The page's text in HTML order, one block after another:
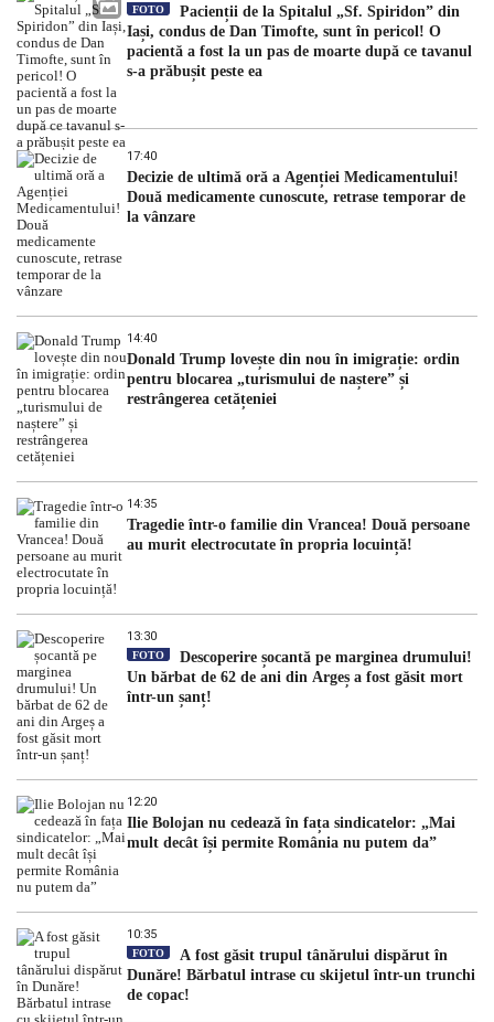
FOTO
Pacienții de la Spitalul „Sf. Spiridon” din
Iași, condus de Dan Timofte, sunt în pericol! O
pacientă a fost la un pas de moarte după ce tavanul
s-a prăbușit peste ea
17:40
Decizie de ultimă oră a Agenției Medicamentului!
Două medicamente cunoscute, retrase temporar de
la vânzare
14:40
Donald Trump lovește din nou în imigrație: ordin
pentru blocarea „turismului de naștere” și
restrângerea cetățeniei
14:35
Tragedie într-o familie din Vrancea! Două persoane
au murit electrocutate în propria locuință!
13:30
FOTO
Descoperire șocantă pe marginea drumului!
Un bărbat de 62 de ani din Argeș a fost găsit mort
într-un șanț!
12:20
Ilie Bolojan nu cedează în fața sindicatelor: „Mai
mult decât își permite România nu putem da”
10:35
FOTO
A fost găsit trupul tânărului dispărut în
Dunăre! Bărbatul intrase cu skijetul într-un trunchi
de copac!